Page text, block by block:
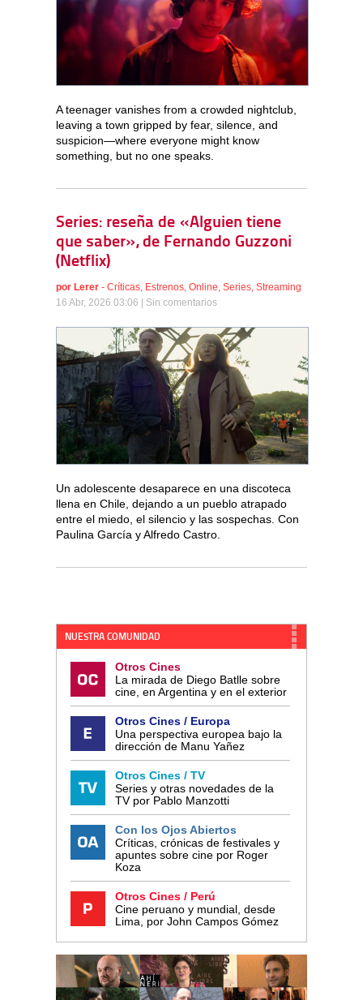
A teenager vanishes from a crowded nightclub,
leaving a town gripped by fear, silence, and
suspicion—where everyone might know
something, but no one speaks.
Series: reseña de «Alguien tiene
que saber», de Fernando Guzzoni
(Netflix)
por Lerer - Críticas, Estrenos, Online, Series, Streaming
16 Abr, 2026 03:06 | Sin comentarios
Un adolescente desaparece en una discoteca
llena en Chile, dejando a un pueblo atrapado
entre el miedo, el silencio y las sospechas. Con
Paulina García y Alfredo Castro.
NUESTRA COMUNIDAD
Otros Cines
La mirada de Diego Batlle sobre
cine, en Argentina y en el exterior
Otros Cines / Europa
Una perspectiva europea bajo la
dirección de Manu Yañez
Otros Cines / TV
Series y otras novedades de la
TV por Pablo Manzotti
Con los Ojos Abiertos
Críticas, crónicas de festivales y
apuntes sobre cine por Roger
Koza
Otros Cines / Perú
Cine peruano y mundial, desde
Lima, por John Campos Gómez